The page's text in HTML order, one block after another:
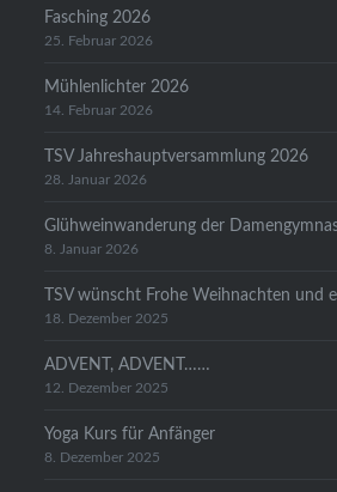
Fasching 2026
25. Februar 2026
Mühlenlichter 2026
14. Februar 2026
TSV Jahreshauptversammlung 2026
28. Januar 2026
Glühweinwanderung der
8. Januar 2026
TSV wünscht Frohe Weihnachten und
18. Dezember 2025
ADVENT, ADVENT……
12. Dezember 2025
Yoga Kurs für Anfänger
8. Dezember 2025